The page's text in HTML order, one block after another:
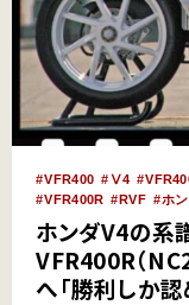
VFR400 Ⅴ4
VFR400R
RVF ホ
ホンダV4の系
VFR400R（
へ「勝利しか